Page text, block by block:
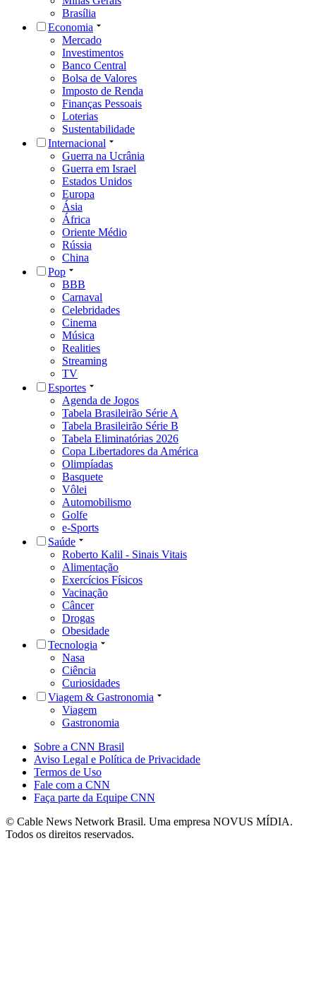
Brasília
Economia
Mercado
Investimentos
Banco Central
Bolsa de Valores
Imposto de Renda
Finanças Pessoais
Loterias
Sustentabilidade
Internacional
Guerra na Ucrânia
Guerra em Israel
Estados Unidos
Europa
Ásia
África
Oriente Médio
Rússia
China
Pop
BBB
Carnaval
Celebridades
Cinema
Música
Realities
Streaming
TV
Esportes
Agenda de Jogos
Tabela Brasileirão Série A
Tabela Brasileirão Série B
Tabela Eliminatórias 2026
Copa Libertadores da América
Olimpíadas
Basquete
Vôlei
Automobilismo
Golfe
e-Sports
Saúde
Roberto Kalil - Sinais Vitais
Alimentação
Exercícios Físicos
Vacinação
Câncer
Drogas
Obesidade
Tecnologia
Nasa
Ciência
Curiosidades
Viagem & Gastronomia
Viagem
Gastronomia
Sobre a CNN Brasil
Aviso Legal e Política de Privacidade
Termos de Uso
Fale com a CNN
Faça parte da Equipe CNN
© Cable News Network Brasil. Uma empresa NOVUS MÍDIA.
Todos os direitos reservados.